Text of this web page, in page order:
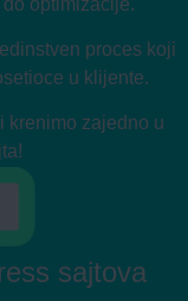
proces koji
u klijente.
krenimo zajedno u
sajtova